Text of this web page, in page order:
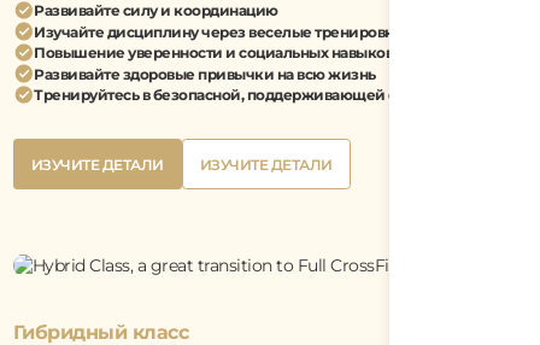
Развивайте силу и координацию
Изучайте дисциплину через веселые тренировки
Повышение уверенности и социальных навыков
Развивайте здоровые привычки на всю жизнь
Тренируйтесь в безопасной, поддерживающей среде
Button
Text
Button
ИЗУЧИТЕ ДЕТАЛИ
ИЗУЧИТЕ ДЕТАЛИ
Button
ИЗУЧИТЕ ДЕТАЛИ
ИЗУЧИТЕ ДЕТАЛИ
Гибридный класс